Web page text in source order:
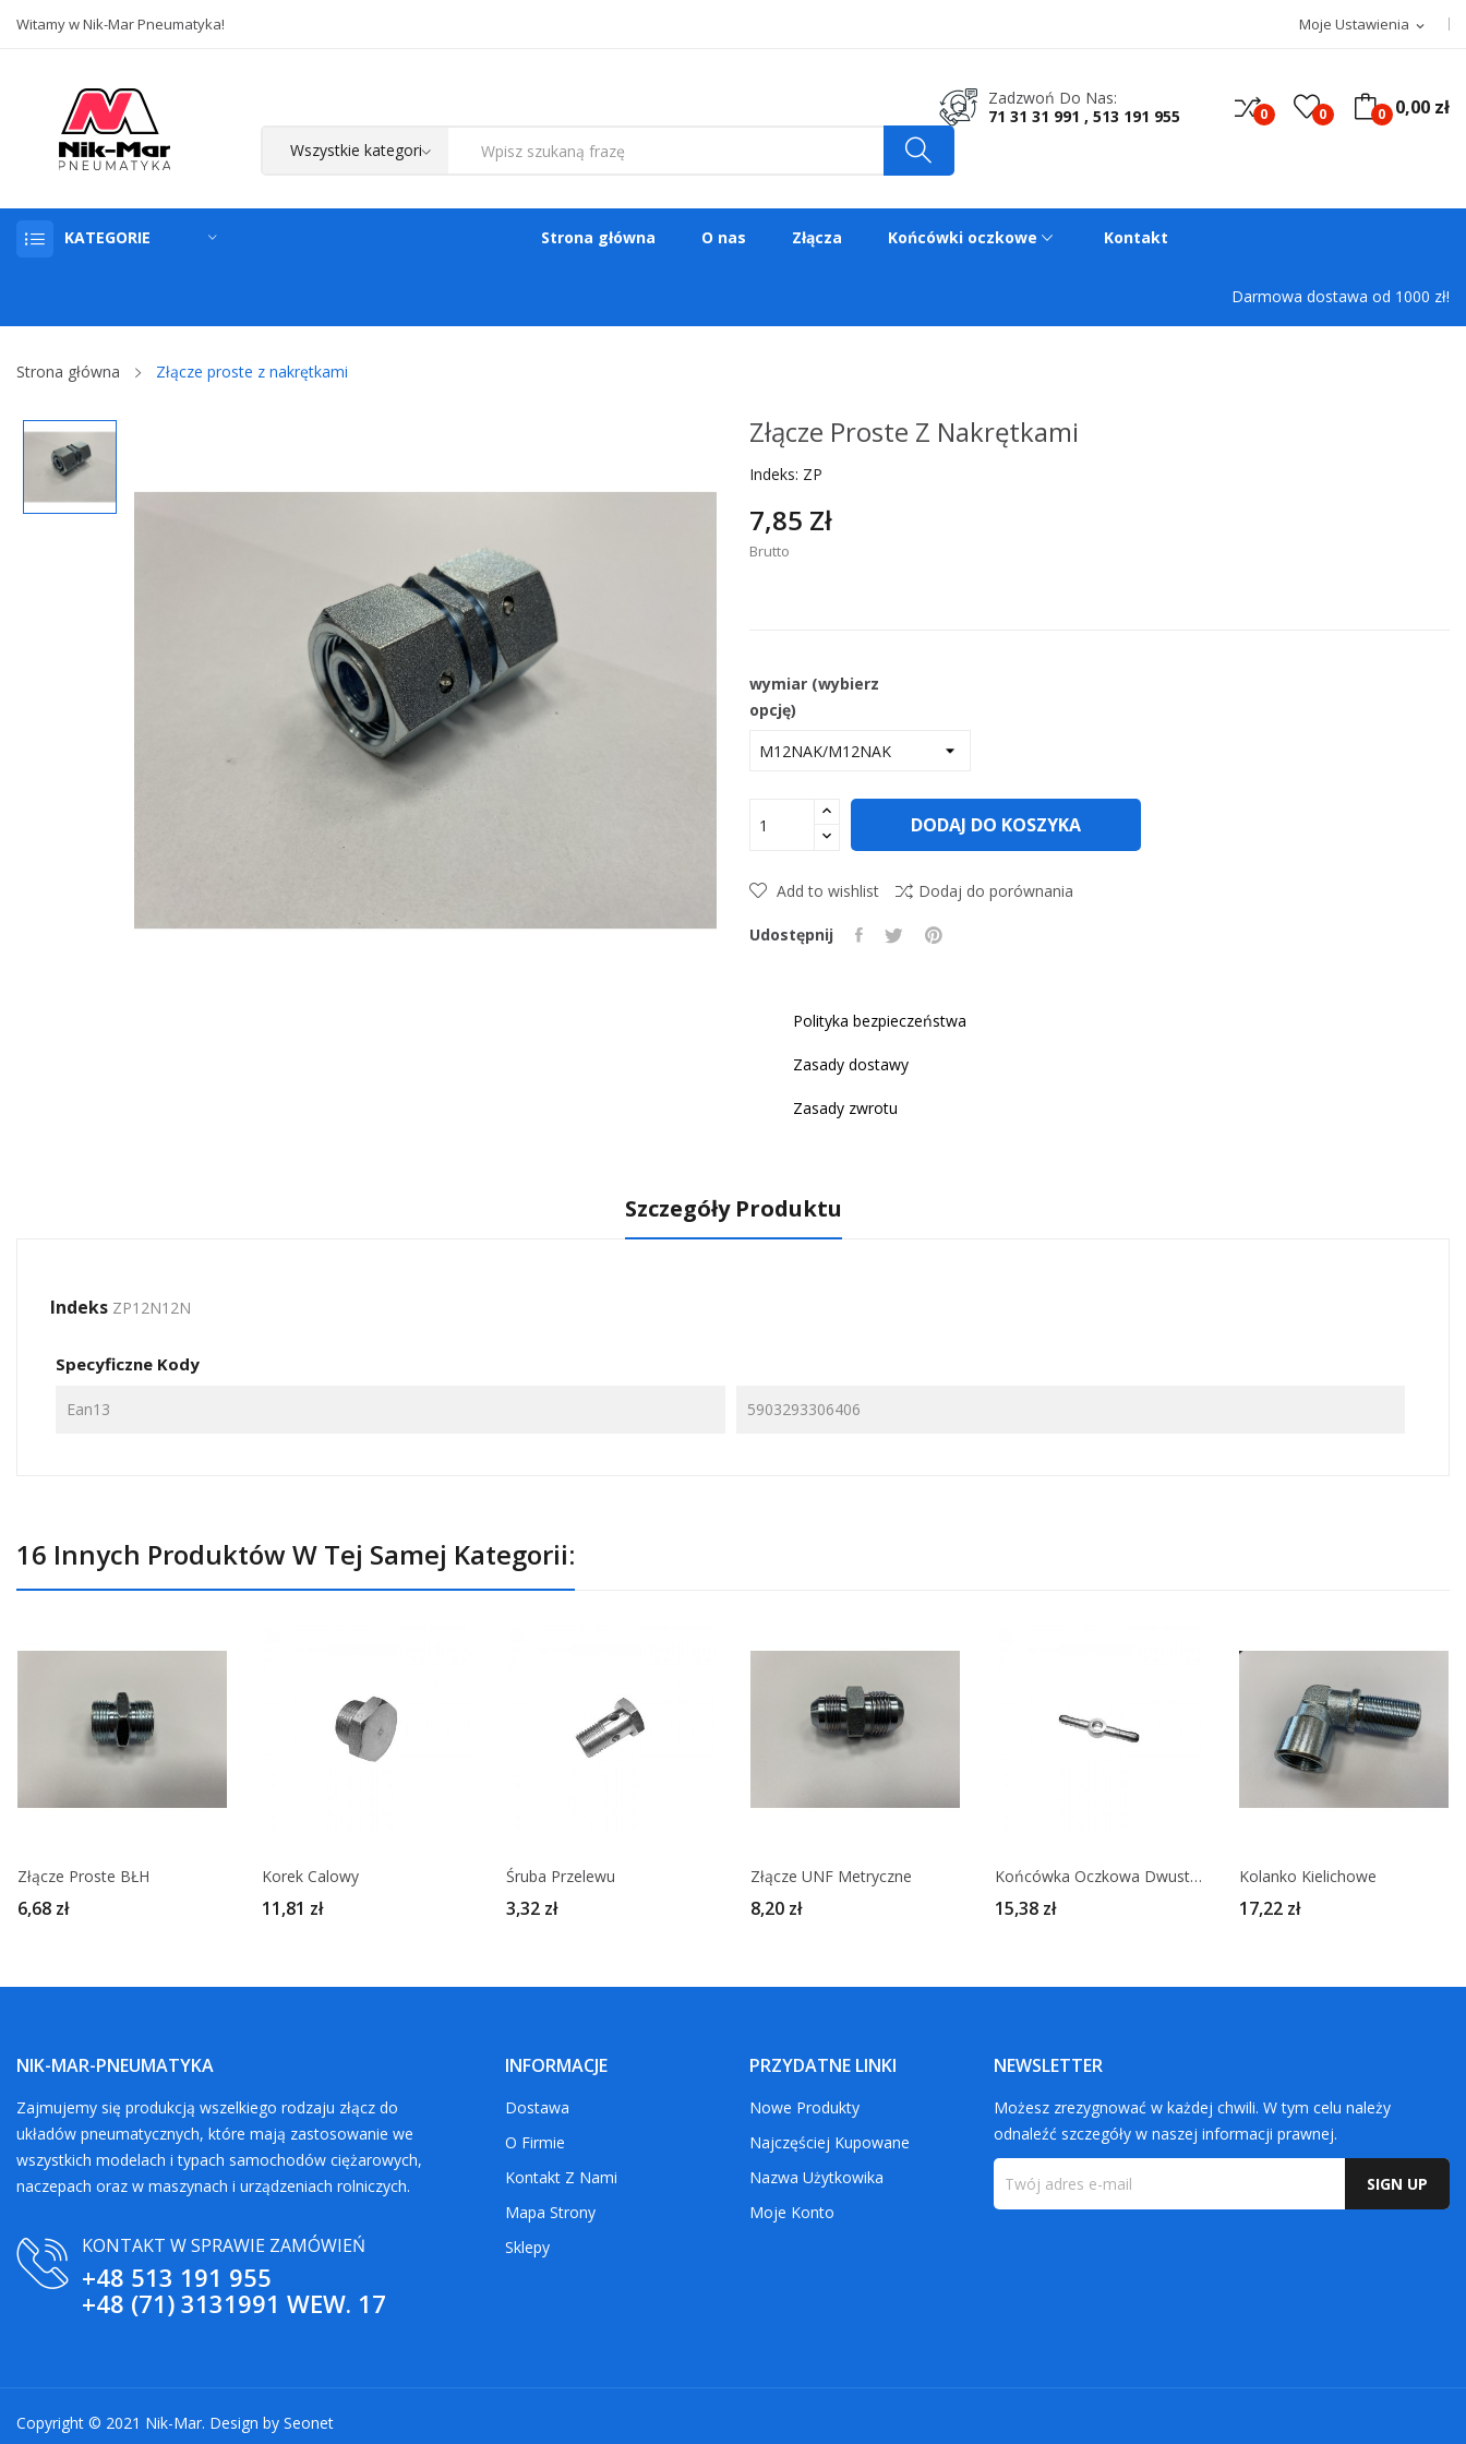
Moje Ustawienia expand_more
Witamy w Nik-Mar Pneumatyka!
0 0,00 zł
0
0
Zadzwoń Do Nas:
71 31 31 991 , 513 191 955
KATEGORIE Strona główna O nas Złącza Końcówki oczkowe Kontakt
Darmowa dostawa od 1000 zł!
Strona główna Złącze proste z nakrętkami
Złącze Proste Z Nakrętkami
Indeks: ZP
7,85 Zł
Brutto
wymiar (wybierz
opcję)
DODAJ DO KOSZYKA
Add to wishlist Dodaj do porównania
Udostępnij
Polityka bezpieczeństwa
Zasady dostawy
Zasady zwrotu
Szczegóły Produktu
Indeks ZP12N12N
Specyficzne Kody
Ean13 5903293306406
16 Innych Produktów W Tej Samej Kategorii:
Złącze Proste BŁH
6,68 zł
Korek Calowy
11,81 zł
Śruba Przelewu
3,32 zł
Złącze UNF Metryczne
8,20 zł
Końcówka Oczkowa Dwustronna Na Wąż
15,38 zł
Kolanko Kielichowe
17,22 zł
NIK-MAR-PNEUMATYKA
Zajmujemy się produkcją wszelkiego rodzaju złącz do
układów pneumatycznych, które mają zastosowanie we
wszystkich modelach i typach samochodów ciężarowych,
naczepach oraz w maszynach i urządzeniach rolniczych.
KONTAKT W SPRAWIE ZAMÓWIEŃ
+48 513 191 955
+48 (71) 3131991 WEW. 17
INFORMACJE
Dostawa
O Firmie
Kontakt Z Nami
Mapa Strony
Sklepy
PRZYDATNE LINKI
Nowe Produkty
Najczęściej Kupowane
Nazwa Użytkowika
Moje Konto
NEWSLETTER
Możesz zrezygnować w każdej chwili. W tym celu należy
odnaleźć szczegóły w naszej informacji prawnej.
Copyright © 2021 Nik-Mar. Design by Seonet